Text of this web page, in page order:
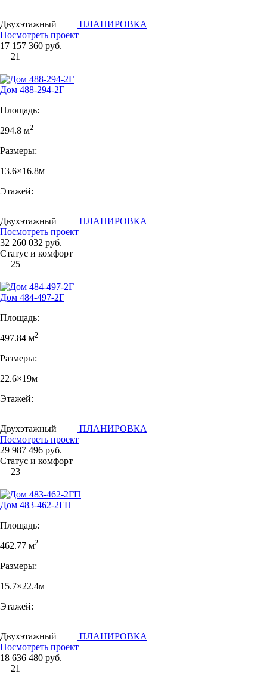
Двухэтажный
ПЛАНИРОВКА
Посмотреть проект
17 157 360 руб.
21
Дом 488-294-2Г
Площадь:
294.8 м2
Размеры:
13.6×16.8м
Этажей:
Двухэтажный
ПЛАНИРОВКА
Посмотреть проект
32 260 032 руб.
Статус и комфорт
25
Дом 484-497-2Г
Площадь:
497.84 м2
Размеры:
22.6×19м
Этажей:
Двухэтажный
ПЛАНИРОВКА
Посмотреть проект
29 987 496 руб.
Статус и комфорт
23
Дом 483-462-2ГП
Площадь:
462.77 м2
Размеры:
15.7×22.4м
Этажей:
Двухэтажный
ПЛАНИРОВКА
Посмотреть проект
18 636 480 руб.
21